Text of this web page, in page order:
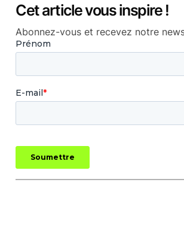
Cet article vous inspire !
Abonnez-vous et recevez notre